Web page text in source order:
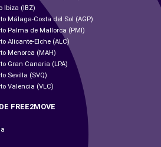
Ibiza (IBZ)
Málaga-Costa del Sol (AGP)
Palma de Mallorca (PMI)
Alicante-Elche (ALC)
Menorca (MAH)
Gran Canaria (LPA)
Sevilla (SVQ)
Valencia (VLC)
FREE2MOVE